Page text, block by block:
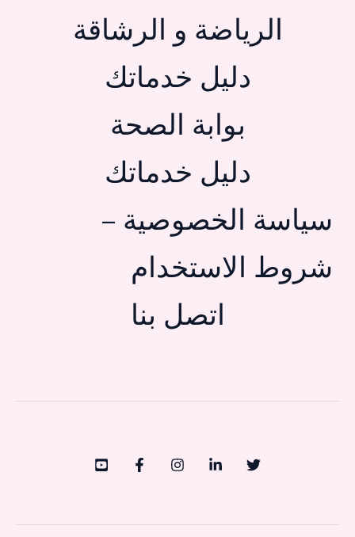
الرياضة و الرشاقة
دليل خدماتك
بوابة الصحة
دليل خدماتك
سياسة الخصوصية –
شروط الاستخدام
اتصل بنا